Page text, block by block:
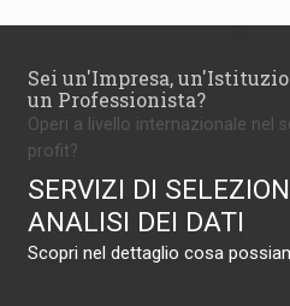
Sei un'Impresa,
un Professionista?
Operi a livello internazionale nel
profit?
SERVIZI DI
ANALISI DEI DATI
Scopri nel dettaglio cosa